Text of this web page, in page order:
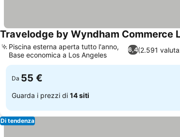
Travelodge by Wyndham Commerce
6,4(2.591
Piscina esterna aperta tutto l'anno,
Base economica a Los Angeles
Da 55 €
Guarda i prezzi di 14 siti
Di tendenza